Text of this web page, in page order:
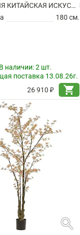
МАГОНИЯ КИТАЙСКАЯ ИСКУССТВЕННАЯ
180 см.
наличии:2 шт.
поставка 13.08.26г.
26 910 ₽
shopping_cart
search